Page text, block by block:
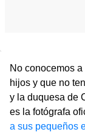
No conocemos
hijos y que no
y la duquesa de
es la fotógrafa
a sus pequeños